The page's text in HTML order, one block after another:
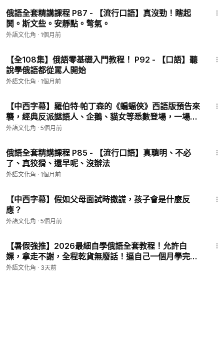
俄語全套精講課程 P87 - 【流行口語】真沒勁！瞎起
鬨。斯文些。安靜點。彆氣。
外語文化角 · 1個月前
【全108集】俄語零基礎入門教程！ P92 - 【口語】聽
說學俄語都從罵人開始
外語文化角 · 1個月前
【中西字幕】羅伯特·帕丁森的《蝙蝠俠》西語版預告來
襲，經典反派謎語人、企鵝、貓女等悉數登場，一場混
戰即將開啟！
外語文化角 · 5個月前
俄語全套精講課程 P85 - 【流行口語】真聰明、不必
了、真狡猾、還早呢、沒辦法
外語文化角 · 1個月前
【中西字幕】假如父母面試時撒謊，孩子會是什麼反
應？
外語文化角 · 5個月前
【暑假強推】2026最細自學俄語全套教程！允許白
嫖，拿走不謝，全程乾貨無廢話！逼自己一個月學完，
從0基礎小白到俄語大佬只要這套就夠了！ P4 - 【入
外語文化角 · 3天前